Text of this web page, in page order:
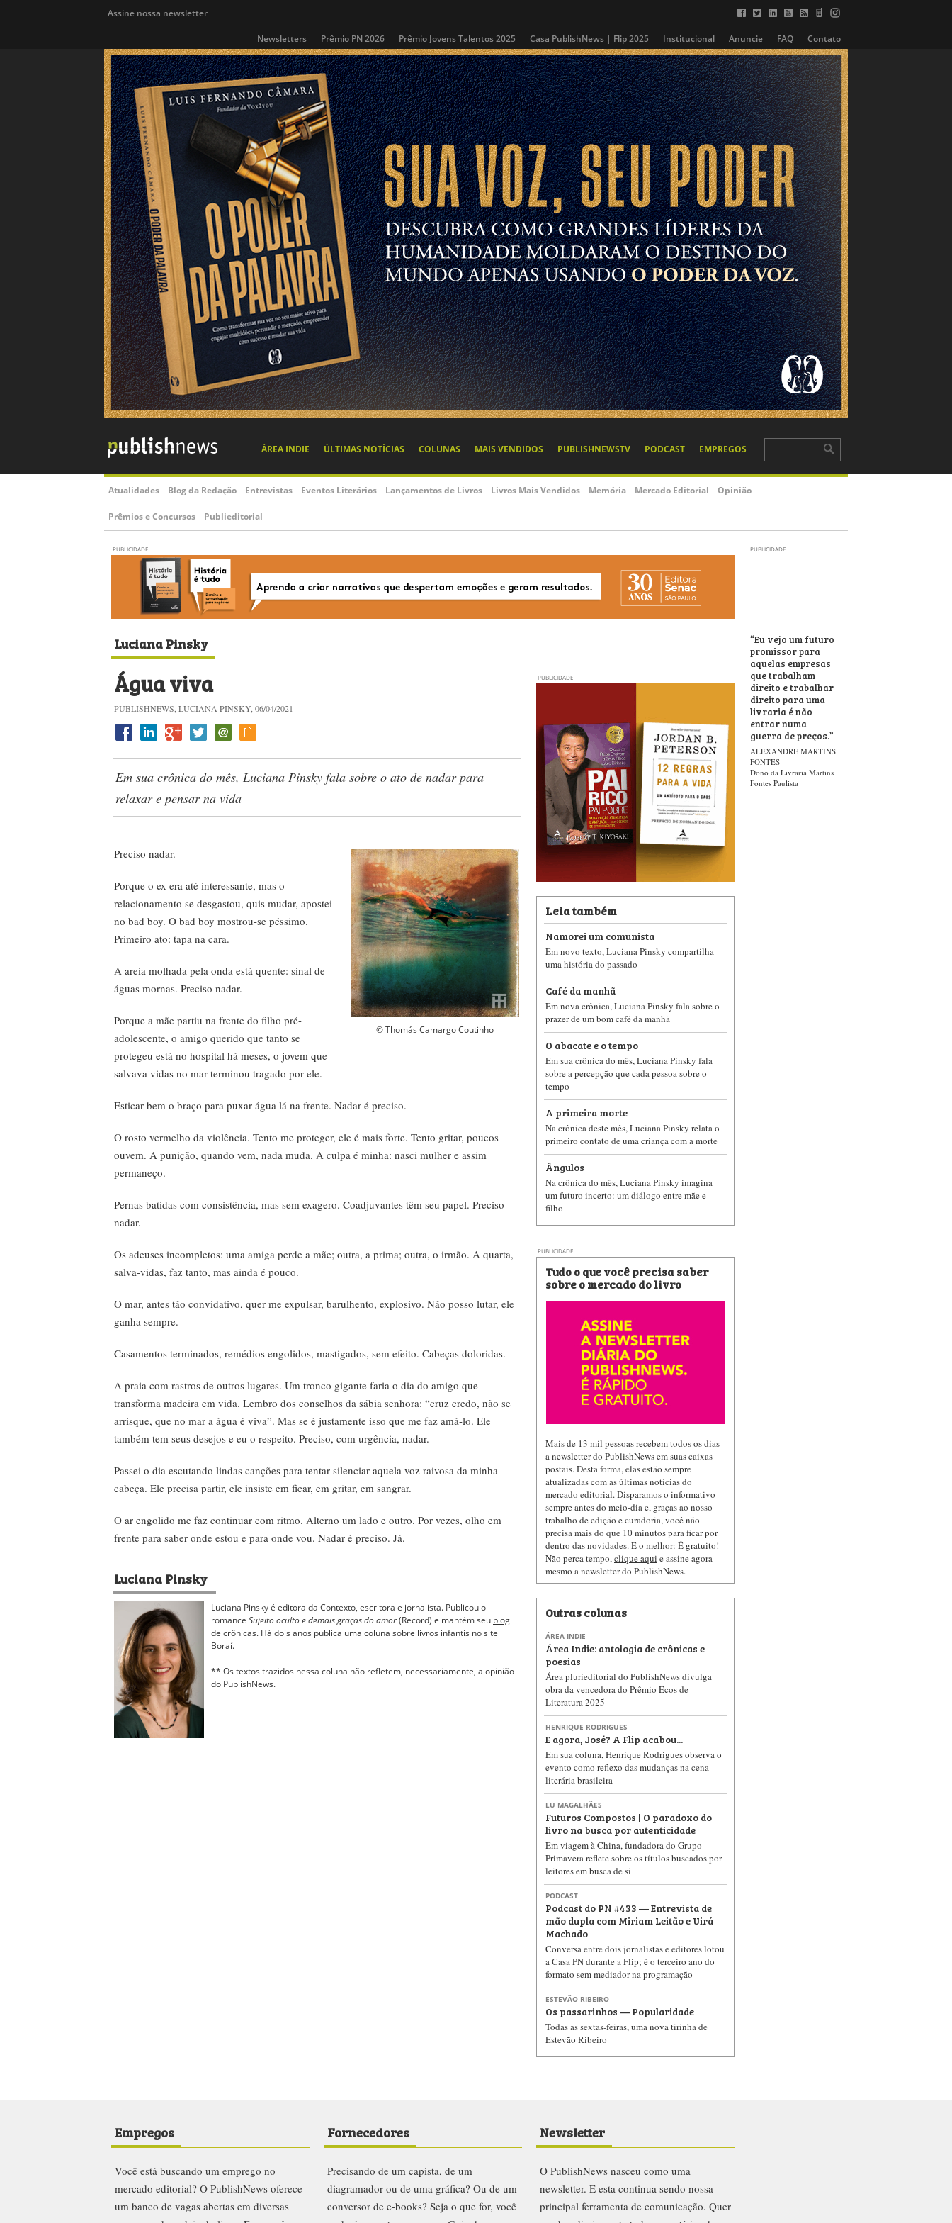
Assine nossa newsletter
Newsletters Prêmio PN 2026 Prêmio Jovens Talentos 2025 Casa PublishNews | Flip 2025 Institucional Anuncie FAQ Contato
ÁREA INDIE ÚLTIMAS NOTÍCIAS COLUNAS MAIS VENDIDOS PUBLISHNEWSTV PODCAST EMPREGOS
Atualidades Blog da Redação Entrevistas Eventos Literários Lançamentos de Livros Livros Mais Vendidos Memória Mercado Editorial Opinião
Prêmios e Concursos Publieditorial
PUBLICIDADE PUBLICIDADE
Luciana Pinsky
Água viva
PUBLISHNEWS, LUCIANA PINSKY, 06/04/2021
Em sua crônica do mês, Luciana Pinsky fala sobre o ato de nadar para
relaxar e pensar na vida
© Thomás Camargo Coutinho
Preciso nadar.
Porque o ex era até interessante, mas o
relacionamento se desgastou, quis mudar, apostei
no bad boy. O bad boy mostrou-se péssimo.
Primeiro ato: tapa na cara.
A areia molhada pela onda está quente: sinal de
águas mornas. Preciso nadar.
Porque a mãe partiu na frente do filho pré-
adolescente, o amigo querido que tanto se
protegeu está no hospital há meses, o jovem que
salvava vidas no mar terminou tragado por ele.
Esticar bem o braço para puxar água lá na frente. Nadar é preciso.
O rosto vermelho da violência. Tento me proteger, ele é mais forte. Tento gritar, poucos
ouvem. A punição, quando vem, nada muda. A culpa é minha: nasci mulher e assim
permaneço.
Pernas batidas com consistência, mas sem exagero. Coadjuvantes têm seu papel. Preciso
nadar.
Os adeuses incompletos: uma amiga perde a mãe; outra, a prima; outra, o irmão. A quarta,
salva-vidas, faz tanto, mas ainda é pouco.
O mar, antes tão convidativo, quer me expulsar, barulhento, explosivo. Não posso lutar, ele
ganha sempre.
Casamentos terminados, remédios engolidos, mastigados, sem efeito. Cabeças doloridas.
A praia com rastros de outros lugares. Um tronco gigante faria o dia do amigo que
transforma madeira em vida. Lembro dos conselhos da sábia senhora: “cruz credo, não se
arrisque, que no mar a água é viva”. Mas se é justamente isso que me faz amá-lo. Ele
também tem seus desejos e eu o respeito. Preciso, com urgência, nadar.
Passei o dia escutando lindas canções para tentar silenciar aquela voz raivosa da minha
cabeça. Ele precisa partir, ele insiste em ficar, em gritar, em sangrar.
O ar engolido me faz continuar com ritmo. Alterno um lado e outro. Por vezes, olho em
frente para saber onde estou e para onde vou. Nadar é preciso. Já.
Luciana Pinsky
Luciana Pinsky é editora da Contexto, escritora e jornalista. Publicou o
romance Sujeito oculto e demais graças do amor(Record) e mantém seu blog
de crônicas. Há dois anos publica uma coluna sobre livros infantis no site
Boraí.
** Os textos trazidos nessa coluna não refletem, necessariamente, a opinião
do PublishNews.
PUBLICIDADE
Leia também
Namorei um comunista
Em novo texto, Luciana Pinsky compartilha
uma história do passado
Café da manhã
Em nova crônica, Luciana Pinsky fala sobre o
prazer de um bom café da manhã
O abacate e o tempo
Em sua crônica do mês, Luciana Pinsky fala
sobre a percepção que cada pessoa sobre o
tempo
A primeira morte
Na crônica deste mês, Luciana Pinsky ​relata o
primeiro contato de uma criança com a morte
Ângulos
Na crônica do mês, Luciana Pinsky imagina
um futuro incerto: um diálogo entre mãe e
filho
PUBLICIDADE
Tudo o que você precisa saber
sobre o mercado do livro
Mais de 13 mil pessoas recebem todos os dias
a newsletter do PublishNews em suas caixas
postais. Desta forma, elas estão sempre
atualizadas com as últimas notícias do
mercado editorial. Disparamos o informativo
sempre antes do meio-dia e, graças ao nosso
trabalho de edição e curadoria, você não
precisa mais do que 10 minutos para ficar por
dentro das novidades. E o melhor: É gratuito!
Não perca tempo,clique aqui e assine agora
mesmo a newsletter do PublishNews.
Outras colunas
ÁREA INDIE
Área Indie: antologia de crônicas e
poesias
Área plurieditorial do PublishNews divulga
obra da vencedora do Prêmio Ecos de
Literatura 2025
HENRIQUE RODRIGUES
E agora, José? A Flip acabou...
Em sua coluna, Henrique Rodrigues observa o
evento como reflexo das mudanças na cena
literária brasileira
LU MAGALHÃES
Futuros Compostos | O paradoxo do
livro na busca por autenticidade
Em viagem à China, fundadora do Grupo
Primavera reflete sobre os títulos buscados por
leitores em busca de si
PODCAST
Podcast do PN #433 — Entrevista de
mão dupla com Miriam Leitão e Uirá
Machado
Conversa entre dois jornalistas e editores lotou
a Casa PN durante a Flip; é o terceiro ano do
formato sem mediador na programação
ESTEVÃO RIBEIRO
Os passarinhos — Popularidade
Todas as sextas-feiras, uma nova tirinha de
Estevão Ribeiro
“Eu vejo um futuro
promissor para
aquelas empresas
que trabalham
direito e trabalhar
direito para uma
livraria é não
entrar numa
guerra de preços.”
ALEXANDRE MARTINS
FONTES
Dono da Livraria Martins
Fontes Paulista
Empregos
Você está buscando um emprego no
mercado editorial? O PublishNews oferece
um banco de vagas abertas em diversas
Fornecedores
Precisando de um capista, de um
diagramador ou de uma gráfica? Ou de um
conversor de e-books? Seja o que for, você
Newsletter
O PublishNews nasceu como uma
newsletter. E esta continua sendo nossa
principal ferramenta de comunicação. Quer